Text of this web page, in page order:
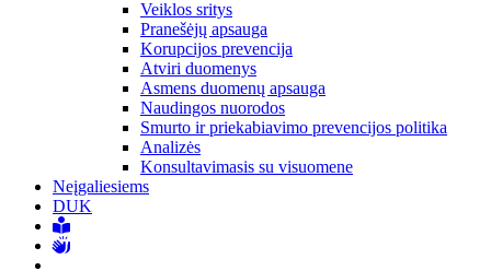
Veiklos sritys
Pranešėjų apsauga
Korupcijos prevencija
Atviri duomenys
Asmens duomenų apsauga
Naudingos nuorodos
Smurto ir priekabiavimo prevencijos politika
Analizės
Konsultavimasis su visuomene
Neįgaliesiems
DUK